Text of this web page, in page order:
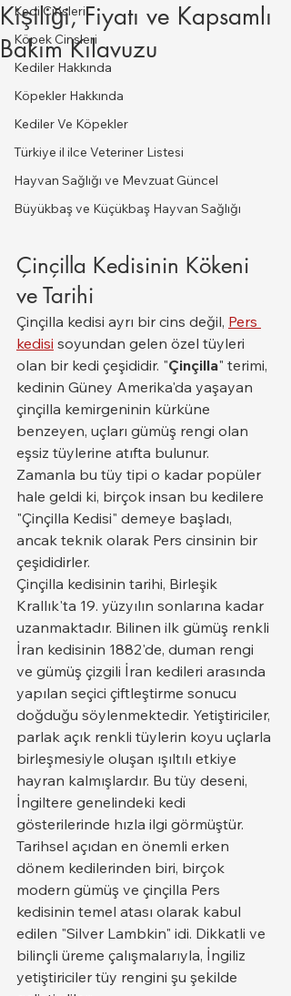
Kedi Cinsleri
Köpek Cinsleri
Kediler Hakkında
Köpekler Hakkında
Kediler Ve Köpekler
Türkiye il ilce Veteriner Listesi
Hayvan Sağlığı ve Mevzuat Güncel
Büyükbaş ve Küçükbaş Hayvan Sağlığı
Kişiliği, Fiyatı ve Kapsamlı
Bakım Kılavuzu
Çinçilla Kedisinin Kökeni
ve Tarihi
Çinçilla kedisi ayrı bir cins değil, Pers
kedisi soyundan gelen özel tüyleri
olan bir kedi çeşididir. "Çinçilla" terimi,
kedinin Güney Amerika'da yaşayan
çinçilla kemirgeninin kürküne
benzeyen, uçları gümüş rengi olan
eşsiz tüylerine atıfta bulunur.
Zamanla bu tüy tipi o kadar popüler
hale geldi ki, birçok insan bu kedilere
"Çinçilla Kedisi" demeye başladı,
ancak teknik olarak Pers cinsinin bir
çeşididirler.
Çinçilla kedisinin tarihi, Birleşik
Krallık'ta 19. yüzyılın sonlarına kadar
uzanmaktadır. Bilinen ilk gümüş renkli
İran kedisinin 1882'de, duman rengi
ve gümüş çizgili İran kedileri arasında
yapılan seçici çiftleştirme sonucu
doğduğu söylenmektedir. Yetiştiriciler,
parlak açık renkli tüylerin koyu uçlarla
birleşmesiyle oluşan ışıltılı etkiye
hayran kalmışlardır. Bu tüy deseni,
İngiltere genelindeki kedi
gösterilerinde hızla ilgi görmüştür.
Tarihsel açıdan en önemli erken
dönem kedilerinden biri, birçok
modern gümüş ve çinçilla Pers
kedisinin temel atası olarak kabul
edilen "Silver Lambkin" idi. Dikkatli ve
bilinçli üreme çalışmalarıyla, İngiliz
yetiştiriciler tüy rengini şu şekilde